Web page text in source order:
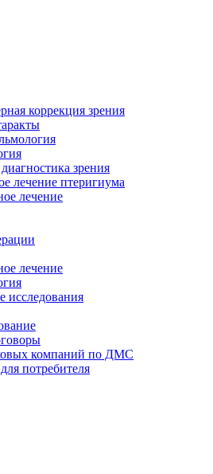
коррекция зрения
зрения
лечение птеригиума
лечение
лечение
исследования
компаний по ДМС
потребителя